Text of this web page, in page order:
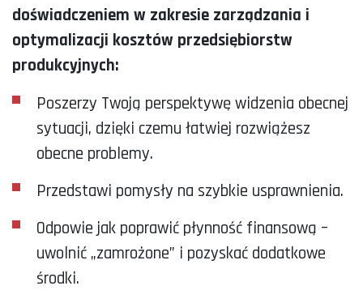
doświadczeniem w zakresie zarządzania i
optymalizacji kosztów przedsiębiorstw
produkcyjnych:
Poszerzy Twoją perspektywę widzenia obecnej
sytuacji, dzięki czemu łatwiej rozwiążesz
obecne problemy.
Przedstawi pomysły na szybkie usprawnienia.
Odpowie jak poprawić płynność finansową –
uwolnić „zamrożone” i pozyskać dodatkowe
środki.